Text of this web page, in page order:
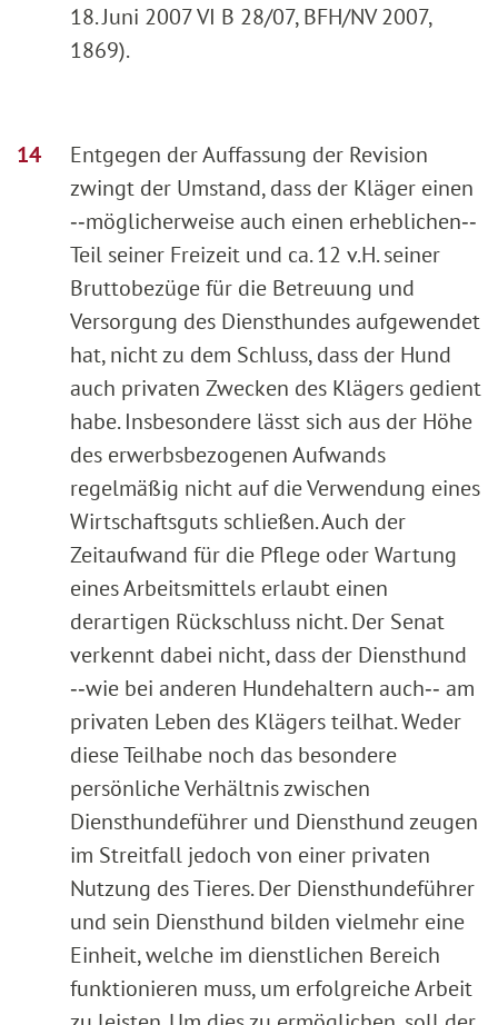
18. Juni 2007 VI B 28/07, BFH/NV 2007,
1869).
Entgegen der Auffassung der Revision
zwingt der Umstand, dass der Kläger einen
‑‑möglicherweise auch einen erheblichen‑‑
Teil seiner Freizeit und ca. 12 v.H. seiner
Bruttobezüge für die Betreuung und
Versorgung des Diensthundes aufgewendet
hat, nicht zu dem Schluss, dass der Hund
auch privaten Zwecken des Klägers gedient
habe. Insbesondere lässt sich aus der Höhe
des erwerbsbezogenen Aufwands
regelmäßig nicht auf die Verwendung eines
Wirtschaftsguts schließen. Auch der
Zeitaufwand für die Pflege oder Wartung
eines Arbeitsmittels erlaubt einen
derartigen Rückschluss nicht. Der Senat
verkennt dabei nicht, dass der Diensthund
‑‑wie bei anderen Hundehaltern auch‑‑ am
privaten Leben des Klägers teilhat. Weder
diese Teilhabe noch das besondere
persönliche Verhältnis zwischen
Diensthundeführer und Diensthund zeugen
im Streitfall jedoch von einer privaten
Nutzung des Tieres. Der Diensthundeführer
und sein Diensthund bilden vielmehr eine
Einheit, welche im dienstlichen Bereich
funktionieren muss, um erfolgreiche Arbeit